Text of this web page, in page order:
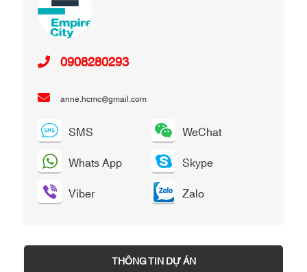
0908280293
anne.hcmc@gmail.com
SMS
WeChat
Whats App
Skype
Viber
Zalo
THÔNG TIN DỰ ÁN